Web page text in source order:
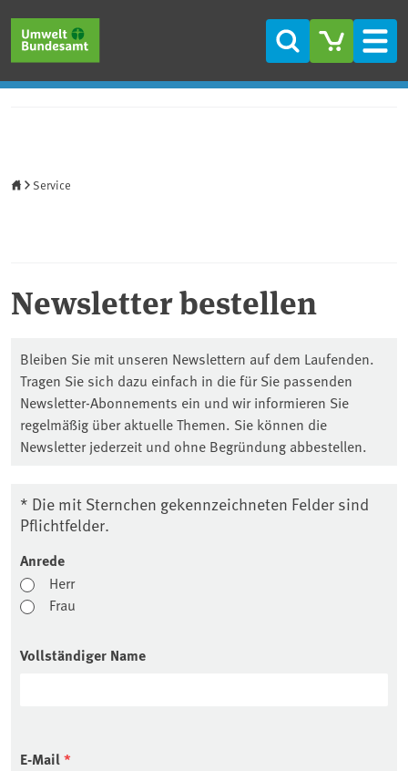
Suche
Service
Newsletter bestellen
Bleiben Sie mit unseren Newslettern auf dem Laufenden.
Tragen Sie sich dazu einfach in die für Sie passenden
Newsletter-Abonnements ein und wir informieren Sie
regelmäßig über aktuelle Themen. Sie können die
Newsletter jederzeit und ohne Begründung abbestellen.
* Die mit Sternchen gekennzeichneten Felder sind
Pflichtfelder.
Anrede
Herr
Frau
Vollständiger Name
E-Mail*